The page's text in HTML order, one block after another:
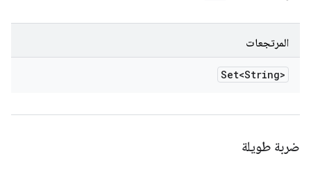
المرتجعات
Set<String>
ضربة طويلة